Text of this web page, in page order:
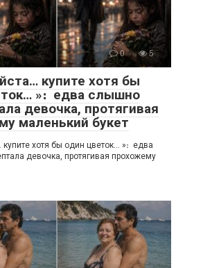
0 5
купите хотя бы
»։ едва слышно
девочка, протягивая
маленький букет
хотя бы один цветок… »։ едва
девочка, протягивая прохожему